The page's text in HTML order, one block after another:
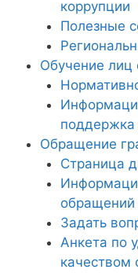
коррупции
Полезные
Обучение лиц
Обращение
Страница
обращений
Задать
Анкета по
качеством